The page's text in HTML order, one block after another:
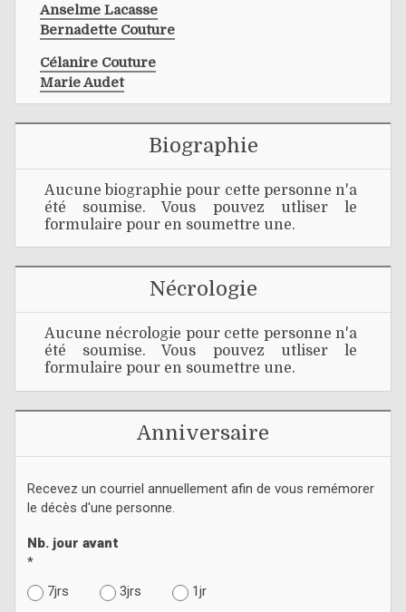
Anselme Lacasse
Bernadette Couture
Célanire Couture
Marie Audet
Biographie
Aucune biographie pour cette personne n'a
été soumise. Vous pouvez utliser le
formulaire pour en soumettre une.
Nécrologie
Aucune nécrologie pour cette personne n'a
été soumise. Vous pouvez utliser le
formulaire pour en soumettre une.
Anniversaire
Recevez un courriel annuellement afin de vous remémorer
le décès d'une personne.
Nb. jour avant
*
7jrs
3jrs 1jr